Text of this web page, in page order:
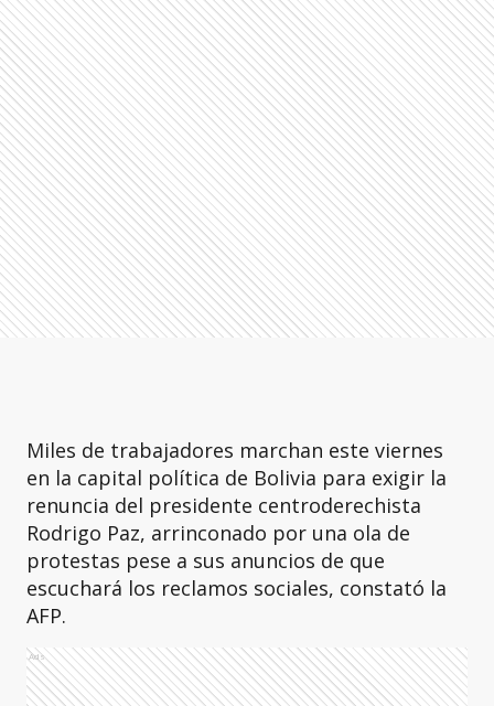
Miles de trabajadores marchan este viernes
en la capital política de Bolivia para exigir la
renuncia del presidente centroderechista
Rodrigo Paz, arrinconado por una ola de
protestas pese a sus anuncios de que
escuchará los reclamos sociales, constató la
AFP.
Ads